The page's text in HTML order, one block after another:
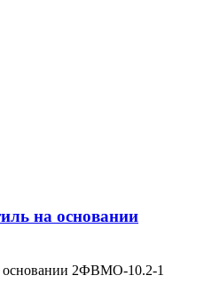
на основании
основании 2ФВМO-10.2-1